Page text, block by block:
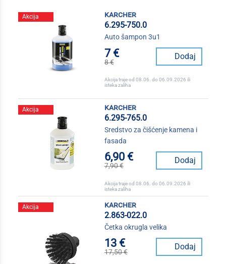
Akcija
karcher
6.295-750.0
Auto šampon 3u1
7 €
8 €
Dodaj
Akcija traje od 08.06. do 06.09.2026 ili
isteka zaliha
Akcija
karcher
6.295-765.0
Sredstvo za čišćenje kamena i
fasada
6,90 €
7,90 €
Dodaj
Akcija traje od 08.06. do 06.09.2026 ili
isteka zaliha
Akcija
karcher
2.863-022.0
Četka okrugla velika
13 €
17,50 €
Dodaj